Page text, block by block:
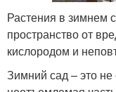
Растения в зимнем
пространство от
кислородом и
Зимний сад – это не